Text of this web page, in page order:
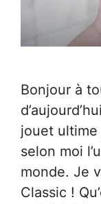
Bonjour à
jouet
selon moi
monde. Je
Classic !